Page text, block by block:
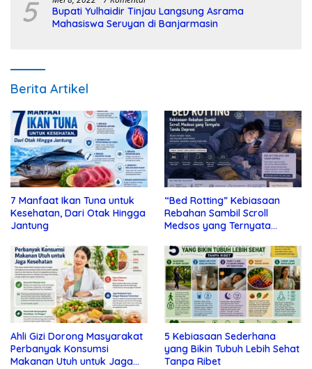
5
Bupati Yulhaidir Tinjau Langsung Asrama
Mahasiswa Seruyan di Banjarmasin
Berita Artikel
7 Manfaat Ikan Tuna untuk
Kesehatan, Dari Otak Hingga
Jantung
“Bed Rotting” Kebiasaan
Rebahan Sambil Scroll
Medsos yang Ternyata
Ahli Gizi Dorong Masyarakat
Perbanyak Konsumsi
Makanan Utuh untuk Jaga
5 Kebiasaan Sederhana
yang Bikin Tubuh Lebih Sehat
Tanpa Ribet